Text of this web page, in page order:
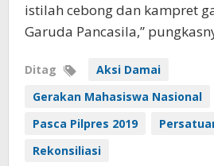
istilah cebong dan kampret
Garuda Pancasila,”
Ditag
Aksi Damai
Gerakan Mahasiswa Nasional
Pasca Pilpres 2019
Rekonsiliasi